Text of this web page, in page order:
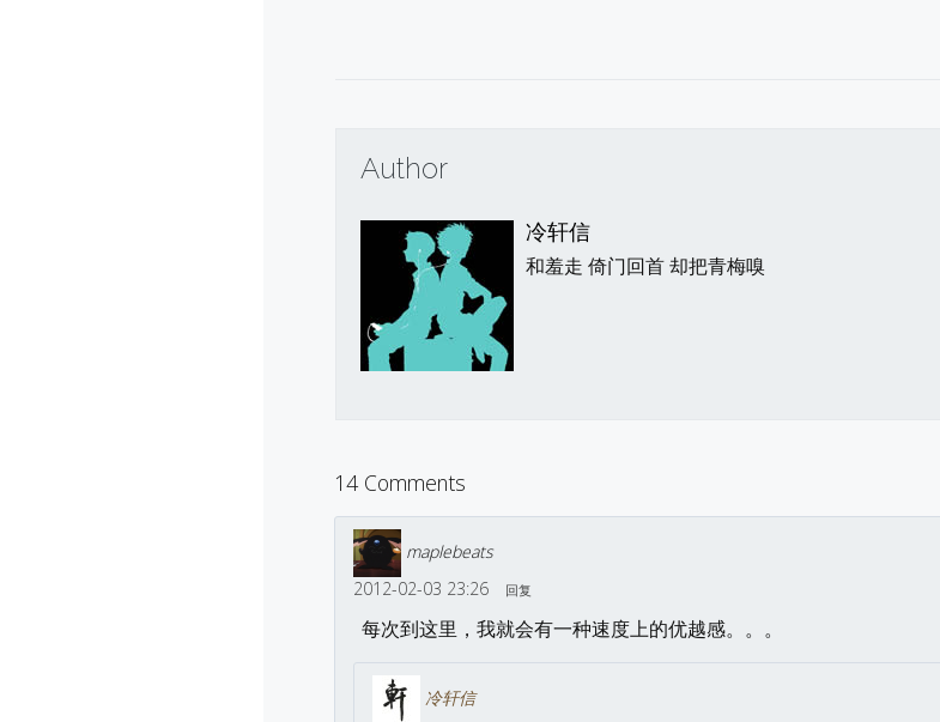
Author
冷轩信
和羞走 倚门回首 却把青梅嗅
14 Comments
maplebeats
2012-02-03 23:26
回复
每次到这里，我就会有一种速度上的优越感。。。
冷轩信